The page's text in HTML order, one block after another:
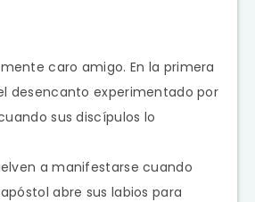
caro amigo. En la primera
desencanto experimentado por
sus discípulos lo
a manifestarse cuando
abre sus labios para